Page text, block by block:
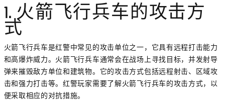
1. 火箭飞行兵车的攻击方
式
火箭飞行兵车是红警中常见的攻击单位之一，它具有远程打击能力
和高爆炸威力。火箭飞行兵车通常会在战场上寻找目标，并发射导
弹来摧毁敌方单位和建筑物。它的攻击方式包括远程射击、区域攻
击和强力打击等。红警玩家需要了解火箭飞行兵车的攻击方式，以
便采取相应的对抗措施。